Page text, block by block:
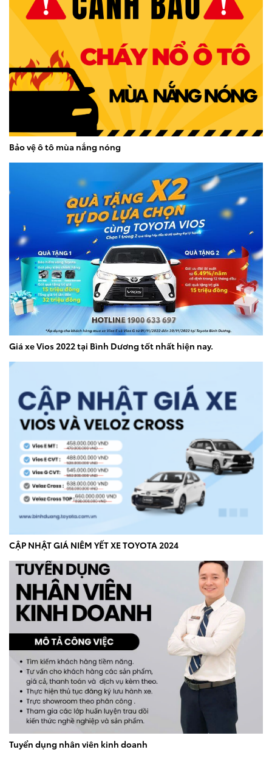
Bảo vệ ô tô mùa nắng nóng
Giá xe Vios 2022 tại Bình Dương tốt nhất hiện nay.
CẬP NHẬT GIÁ NIÊM YẾT XE TOYOTA 2024
Tuyển dụng nhân viên kinh doanh